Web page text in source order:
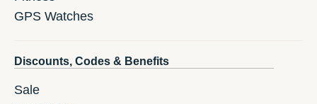
GPS Watches
Discounts, Codes & Benefits
Sale